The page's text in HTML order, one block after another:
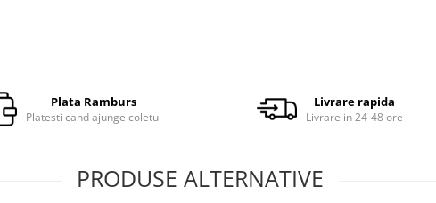
Plata Ramburs
Platesti cand ajunge coletul
Livrare rapida
Livrare in 24-48 ore
PRODUSE ALTERNATIVE